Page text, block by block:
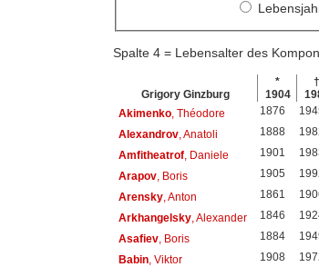
Spalte 4 = Lebensalter des
Grigory Ginzburg
*
1904
†
Akimenko, Théodore 1876
Alexandrov, Anatoli 1888
Amfitheatrof, Daniele 1901
Arapov, Boris 1905
Arensky, Anton 1861
Arkhangelsky, Alexander 1846
Asafiev, Boris 1884
Babin, Viktor 1908